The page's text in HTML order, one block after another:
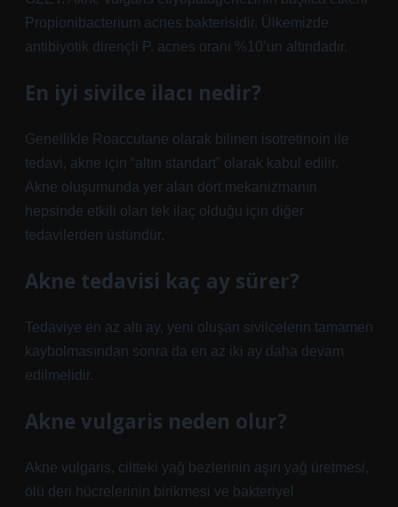
Propionibacterium acnes bakterisidir. Ülkemizde
antibiyotik dirençli P. acnes oranı %10’un altındadır.
En iyi sivilce ilacı nedir?
Genellikle Roaccutane olarak bilinen isotretinoin ile
tedavi, akne için “altın standart” olarak kabul edilir.
Akne oluşumunda yer alan dört mekanizmanın
hepsinde etkili olan tek ilaç olduğu için diğer
tedavilerden üstündür.
Akne tedavisi kaç ay sürer?
Tedaviye en az altı ay, yeni oluşan sivilcelerin tamamen
kaybolmasından sonra da en az iki ay daha devam
edilmelidir.
Akne vulgaris neden olur?
Akne vulgaris, ciltteki yağ bezlerinin aşırı yağ üretmesi,
ölü deri hücrelerinin birikmesi ve bakteriyel